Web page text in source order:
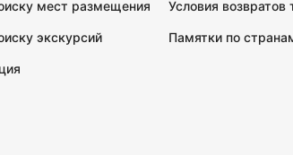
мест размещения
экскурсий
Условия возвратов
Памятки по